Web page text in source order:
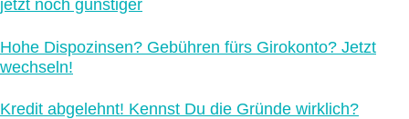
jetzt noch günstiger
Hohe Dispozinsen? Gebühren fürs Girokonto? Jetzt
wechseln!
Kredit abgelehnt! Kennst Du die Gründe wirklich?